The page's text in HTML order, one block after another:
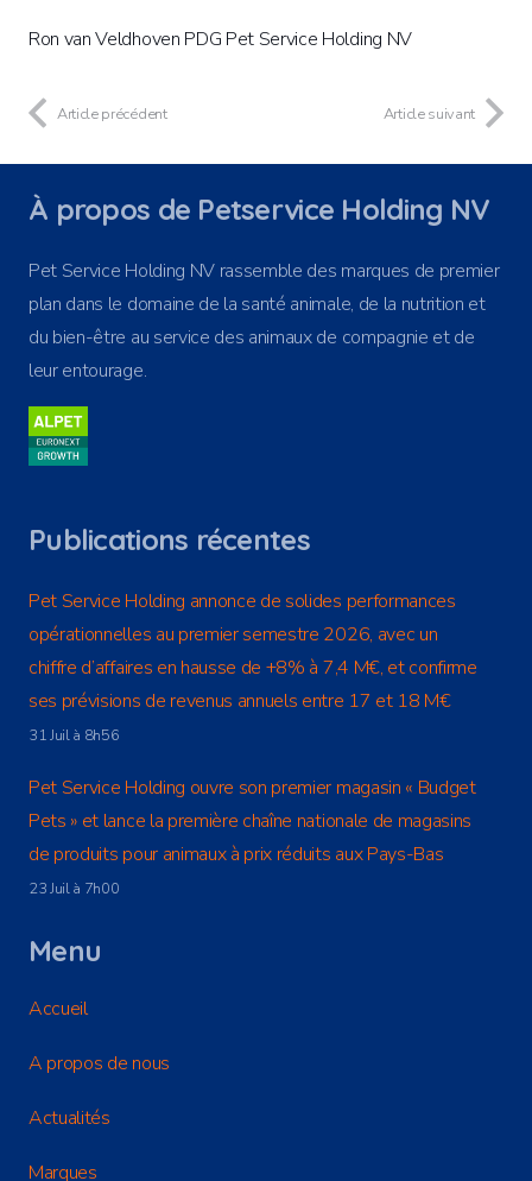
Ron van Veldhoven PDG Pet Service Holding NV
Article précédent Article suivant
À propos de Petservice Holding NV
Pet Service Holding NV rassemble des marques de premier
plan dans le domaine de la santé animale, de la nutrition et
du bien-être au service des animaux de compagnie et de
leur entourage.
Publications récentes
Pet Service Holding annonce de solides performances
opérationnelles au premier semestre 2026, avec un
chiffre d’affaires en hausse de +8% à 7,4 M€, et confirme
ses prévisions de revenus annuels entre 17 et 18 M€
31 Juil à 8h56
Pet Service Holding ouvre son premier magasin « Budget
Pets » et lance la première chaîne nationale de magasins
de produits pour animaux à prix réduits aux Pays-Bas
23 Juil à 7h00
Menu
Accueil
A propos de nous
Actualités
Marques